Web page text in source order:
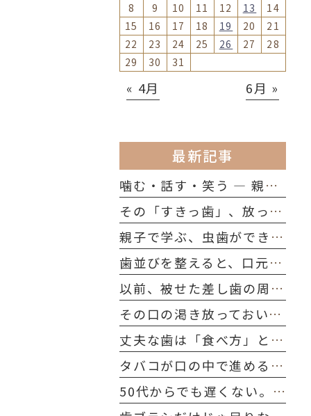
8
9 10 11 12 13
14
15
16 17 18 19 20
21
22
23 24 25 26 27
28
29
30 31
« 4月 6月 »
最新記事
噛む・話す・笑う ― 親子で知っておきたい「歯の役割」
その「すきっ歯」、放っておいて大丈夫?考えられる原因を解説
親子で学ぶ、虫歯ができる本当の理由
歯並びを整えると、口元のたるみ・ほうれい線は改善する？
以前、被せた差し歯の周りの歯ぐきが黒くなりました。どうしてですか？
その口の渇き放っておいていませんか？シニア世代に多い「ドライマウス」を防ぐ習慣
丈夫な歯は「食べ方」と「習慣」でつくられる｜今日から始める口腔ケア
タバコが口の中で進める"静かな破壊"──40代～50代が今すぐ知るべきこと
50代からでも遅くない。歯の寿命を延ばす、たった一つの習慣